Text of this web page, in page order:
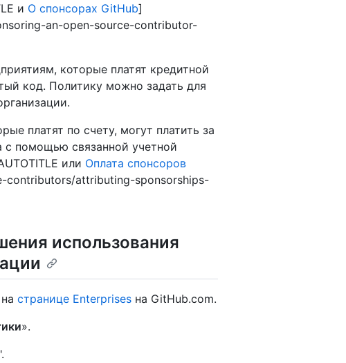
и О спонсорах GitHub]
an-open-source-contributor-
которые платят кредитной
код. Политику можно задать для
платят по счету, могут платить за
с помощью связанной учетной
или Оплата спонсоров
contributors/attributing-sponsorships-
использования
странице Enterprises на GitHub.com.
».